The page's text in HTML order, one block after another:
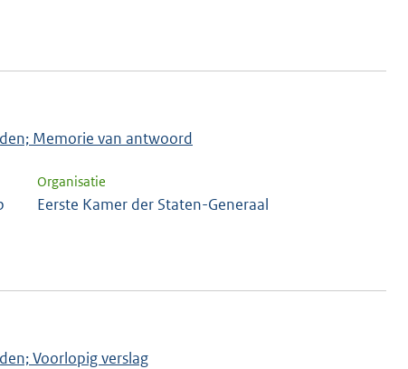
Memorie van antwoord
Organisatie
Eerste Kamer der Staten-Generaal
Voorlopig verslag